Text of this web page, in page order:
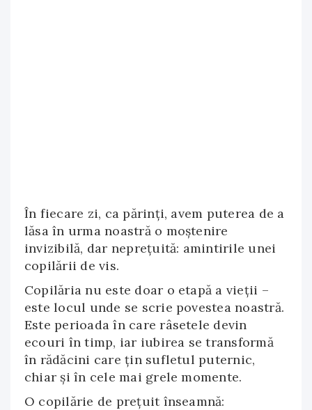
În fiecare zi, ca părinți, avem puterea de a
lăsa în urma noastră o moștenire
invizibilă, dar neprețuită: amintirile unei
copilării de vis.
Copilăria nu este doar o etapă a vieții –
este locul unde se scrie povestea noastră.
Este perioada în care râsetele devin
ecouri în timp, iar iubirea se transformă
în rădăcini care țin sufletul puternic,
chiar și în cele mai grele momente.
O copilărie de prețuit înseamnă: